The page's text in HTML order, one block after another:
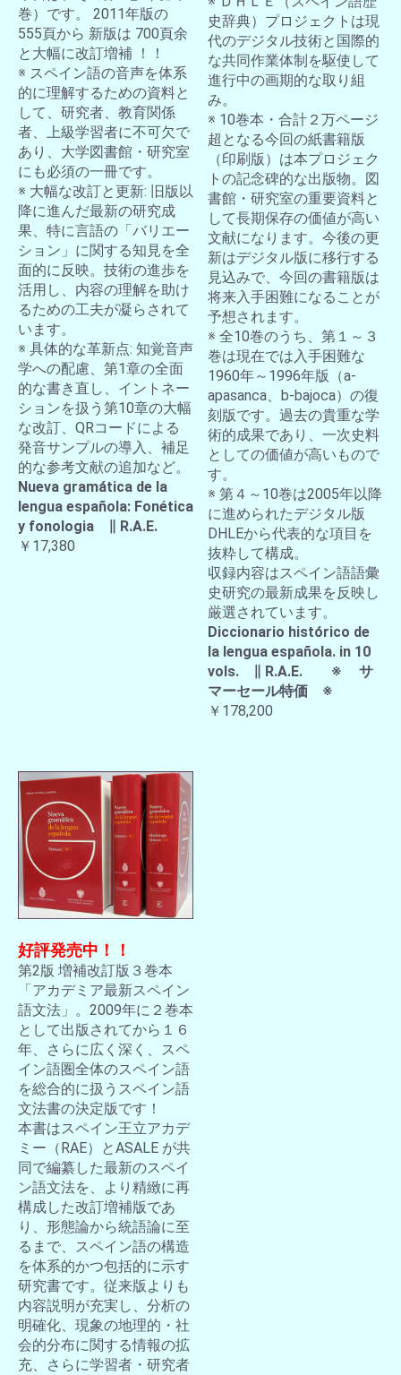
巻）です。 2011年版の
555頁から 新版は 700頁余
と大幅に改訂増補 ！！
※ スペイン語の音声を体系
的に理解するための資料と
して、研究者、教育関係
者、上級学習者に不可欠で
あり、大学図書館・研究室
にも必須の一冊です。
※ 大幅な改訂と更新: 旧版以
降に進んだ最新の研究成
果、特に言語の「バリエー
ション」に関する知見を全
面的に反映。技術の進歩を
活用し、内容の理解を助け
るための工夫が凝らされて
います。
※ 具体的な革新点: 知覚音声
学への配慮、第1章の全面
的な書き直し、イントネー
ションを扱う第10章の大幅
な改訂、QRコードによる
発音サンプルの導入、補足
的な参考文献の追加など。
Nueva gramática de la
lengua española: Fonética
y fonologia ∥ R.A.E.
￥17,380
史辞典）プロジェクトは現
代のデジタル技術と国際的
な共同作業体制を駆使して
進行中の画期的な取り組
み。
※ 10巻本・合計２万ページ
超となる今回の紙書籍版
（印刷版）は本プロジェク
トの記念碑的な出版物。図
書館・研究室の重要資料と
して長期保存の価値が高い
文献になります。今後の更
新はデジタル版に移行する
見込みで、今回の書籍版は
将来入手困難になることが
予想されます。
※ 全10巻のうち、第１～３
巻は現在では入手困難な
1960年～1996年版（a-
apasanca、b-bajoca）の復
刻版です。過去の貴重な学
術的成果であり、一次史料
としての価値が高いもので
す。
※ 第４～10巻は2005年以降
に進められたデジタル版
DHLEから代表的な項目を
抜粋して構成。
収録内容はスペイン語語彙
史研究の最新成果を反映し
厳選されています。
Diccionario histórico de
la lengua española. in 10
vols. ∥ R.A.E. ※ サ
マーセール特価 ※
￥178,200
好評発売中！！
第2版 増補改訂版３巻本
「アカデミア最新スペイン
語文法」。2009年に２巻本
として出版されてから１６
年、さらに広く深く、スペ
イン語圏全体のスペイン語
を総合的に扱うスペイン語
文法書の決定版です！
本書はスペイン王立アカデ
ミー（RAE）とASALE が共
同で編纂した最新のスペイ
ン語文法を、より精緻に再
構成した改訂増補版であ
り、形態論から統語論に至
るまで、スペイン語の構造
を体系的かつ包括的に示す
研究書です。従来版よりも
内容説明が充実し、分析の
明確化、現象の地理的・社
会的分布に関する情報の拡
充、さらに学習者・研究者